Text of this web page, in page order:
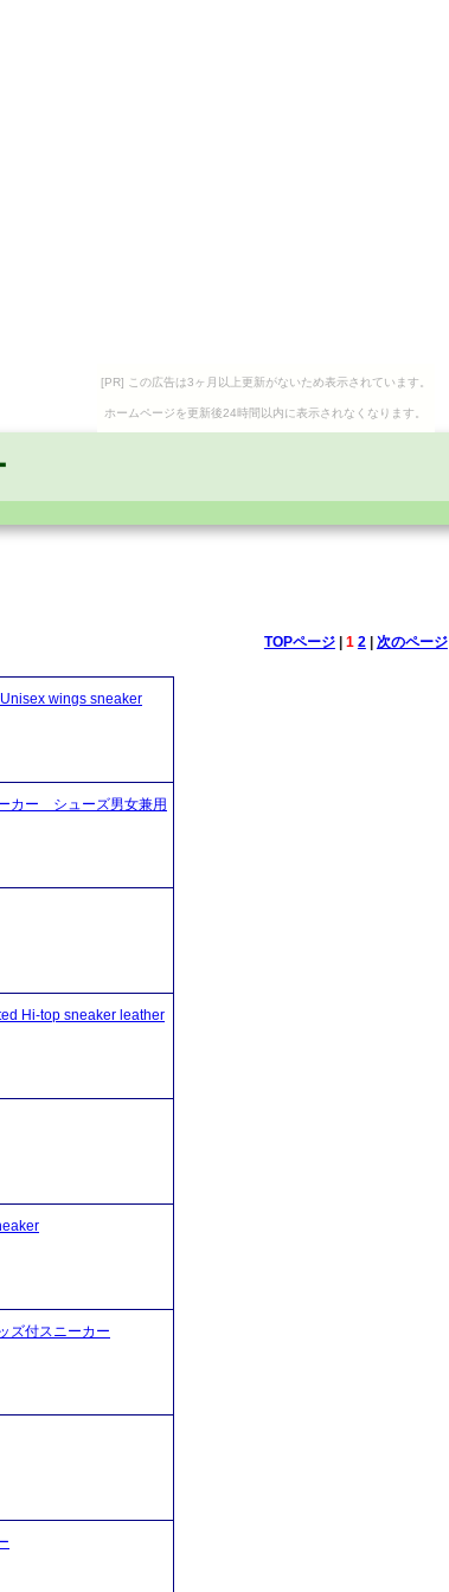
[PR] この広告は3ヶ月以上更新がないため表示されています。
ホームページを更新後24時間以内に表示されなくなります。
TOPページ| 1 2| 次のページ
wings sneaker
カー シューズ男女兼用
Hi-top sneaker leather
ズ付スニーカー